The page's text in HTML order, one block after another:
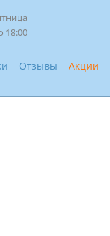
18:00
Отзывы Акции